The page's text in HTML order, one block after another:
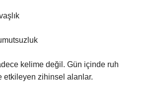
kelime değil. Gün içinde ruh
etkileyen zihinsel alanlar.